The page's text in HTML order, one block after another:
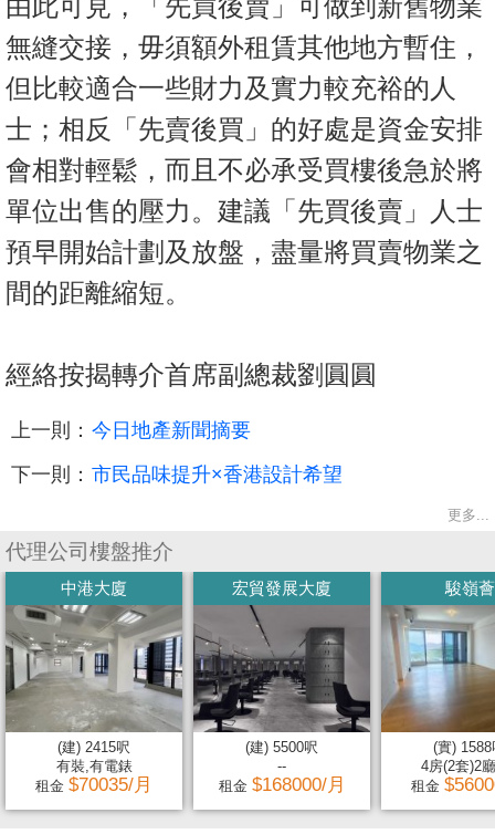
由此可見，「先買後賣」可做到新舊物業
無縫交接，毋須額外租賃其他地方暫住，
但比較適合一些財力及實力較充裕的人
士；相反「先賣後買」的好處是資金安排
會相對輕鬆，而且不必承受買樓後急於將
單位出售的壓力。建議「先買後賣」人士
預早開始計劃及放盤，盡量將買賣物業之
間的距離縮短。
經絡按揭轉介首席副總裁劉圓圓
上一則： 今日地產新聞摘要
下一則： 市民品味提升×香港設計希望
更多...
代理公司樓盤推介
中港大廈
(建) 2415呎
有裝,有電錶
租金 $70035/月
宏貿發展大廈
(建) 5500呎
--
租金 $168000/月
駿嶺薈
(實) 1588
4房(2套)2
租金